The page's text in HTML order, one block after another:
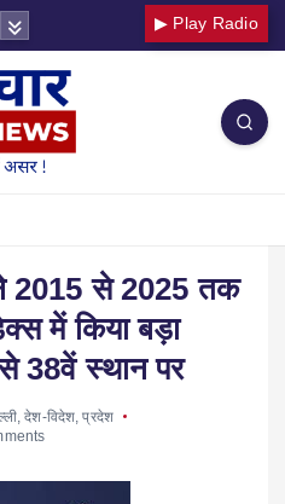
▶ Play Radio
2015 से 2025 तक
में किया बड़ा
38वें स्थान पर
,देश-विदेश ,प्रदेश